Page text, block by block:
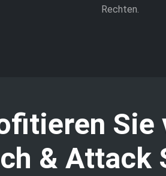
Rechten.
Sie
& Attack